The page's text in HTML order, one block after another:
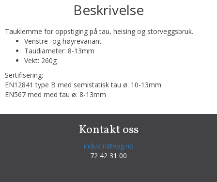
Beskrivelse
Tauklemme for oppstiging på tau, heising og storveggsbruk.
Venstre- og høyrevariant
Taudiameter: 8-13mm
Vekt: 260g
Sertifisering:
EN12841 type B med semistatisk tau ø. 10-13mm
EN567 med med tau ø. 8-13mm
Kontakt oss
industri@vpg.no
72 42 31 00